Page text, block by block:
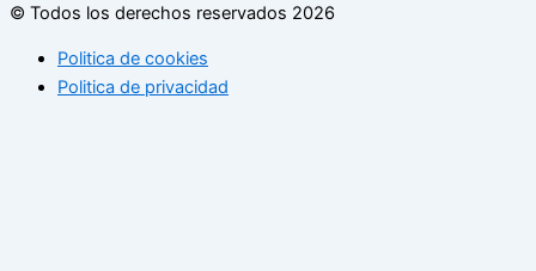
© Todos los derechos reservados 2026
Politica de cookies
Politica de privacidad